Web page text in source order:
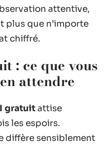
attentive,
plus que n’importe
chiffré.
: ce que vous
attendre
gratuitattise
les espoirs.
diffère sensiblement